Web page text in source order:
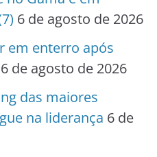
6 de agosto de 2026
em enterro após
6 de agosto de 2026
das maiores
na liderança 6 de